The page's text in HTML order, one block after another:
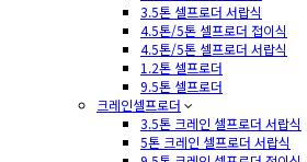
3.5톤 셀프로더 서랍식
4.5톤/5톤 셀프로더 접이식
4.5톤/5톤 셀프로더 서랍식
1.2톤 셀프로더
9.5톤 셀프로더
크레인셀프로더
3.5톤 크레인 셀프로더 서랍식
5톤 크레인 셀프로더 서랍식